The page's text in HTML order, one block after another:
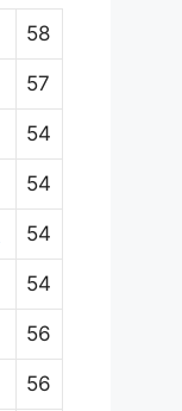
58
57
54
54
54
54
56
56